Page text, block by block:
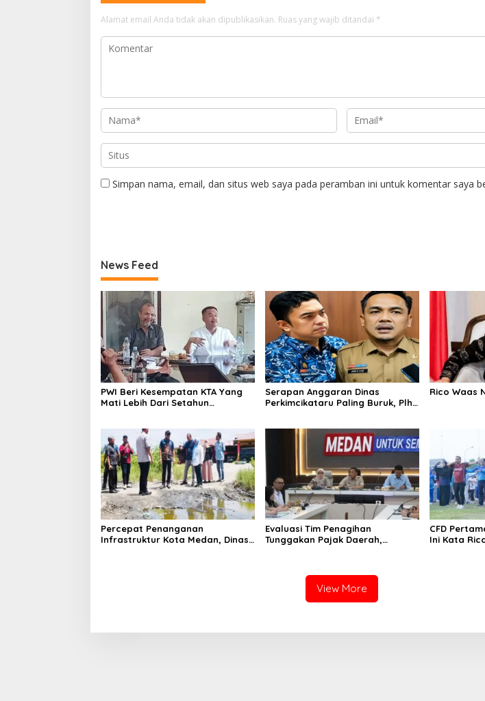
Alamat email Anda tidak akan dipublikasikan. Ruas yang wajib ditandai *
Simpan nama, email, dan situs web saya pada peramban ini untuk komentar saya
News Feed
PWI Beri Kesempatan KTA Yang
Mati Lebih Dari Setahun
Serapan Anggaran Dinas
Perkimcikataru Paling Buruk, Plh
Rico Waas
Percepat Penanganan
Infrastruktur Kota Medan, Dinas
Evaluasi Tim Penagihan
Tunggakan Pajak Daerah,
CFD
Ini Kata
View More